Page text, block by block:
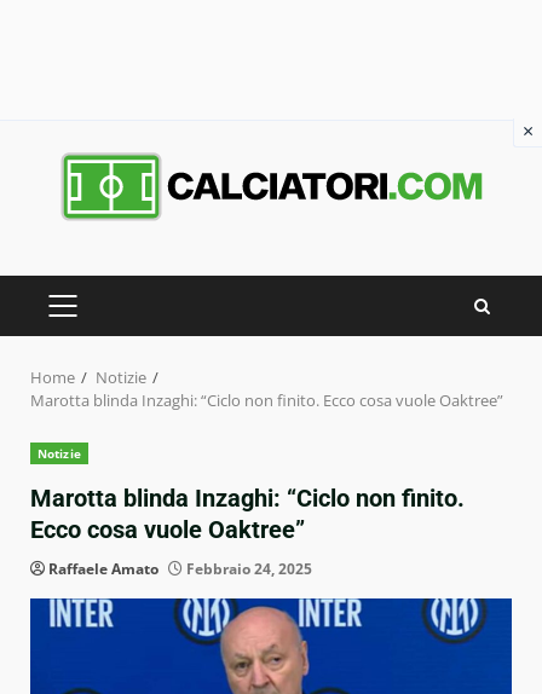
PRIMARY
Home
Notizie
Marotta blinda Inzaghi: “Ciclo non finito. Ecco cosa vuole Oaktree”
Notizie
Marotta blinda Inzaghi: “Ciclo non finito.
Ecco cosa vuole Oaktree”
Raffaele Amato Febbraio 24, 2025
×